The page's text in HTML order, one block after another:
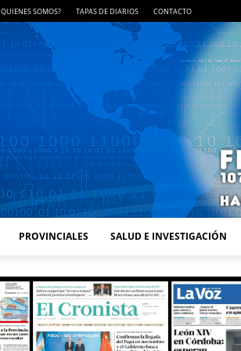
QUIENES SOMOS? TAPAS DE DIARIOS CONTACTO
PROVINCIALES SALUD E INVESTIGACIÓN